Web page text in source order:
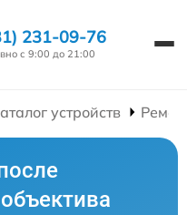
231-09-76
с 9:00 до 21:00
устройств